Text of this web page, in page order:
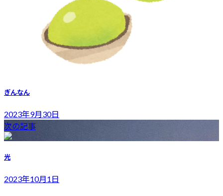
ぎんなん
2023年9月30日
次の記事
光
2023年10月1日